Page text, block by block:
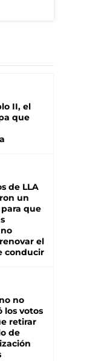
II, el
que
de LLA
un
que
el
conducir
no
los votos
retirar
de